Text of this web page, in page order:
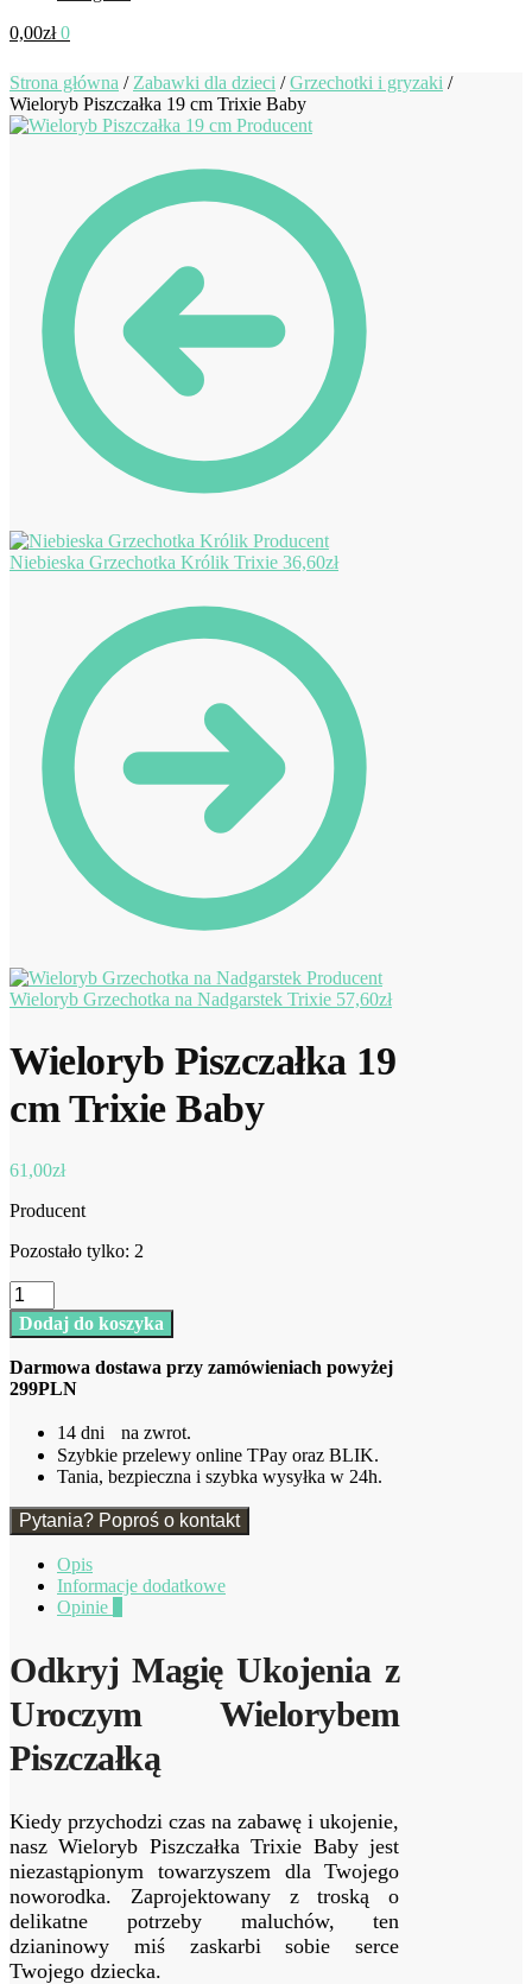
0,00zł 0
Strona główna / Zabawki dla dzieci /Grzechotki i gryzaki /
Wieloryb Piszczałka 19 cm Trixie Baby
Niebieska Grzechotka Królik Trixie 36,60zł
Wieloryb Grzechotka na Nadgarstek Trixie 57,60zł
Wieloryb Piszczałka 19
cm Trixie Baby
61,00zł
Producent
Pozostało tylko: 2
ilość
Wieloryb
Piszczałka
cm
Trixie
Dodaj do koszyka
Darmowa dostawa przy zamówieniach powyżej
299PLN
14 dni na zwrot.
Szybkie przelewy online TPay oraz BLIK.
Tania, bezpieczna i szybka wysyłka w 24h.
Pytania? Poproś o kontakt
Opis
Informacje dodatkowe
Opinie
Odkryj Magię Ukojenia z
Uroczym Wielorybem
Piszczałką
Kiedy przychodzi czas na zabawę i ukojenie,
nasz Wieloryb Piszczałka Trixie Baby jest
niezastąpionym towarzyszem dla Twojego
noworodka. Zaprojektowany z troską o
delikatne potrzeby maluchów, ten
dzianinowy miś zaskarbi sobie serce
Twojego dziecka.